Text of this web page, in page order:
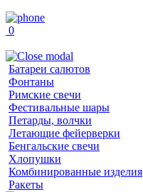
0
Батареи салютов
Фонтаны
Римские свечи
Фестивальные шары
Петарды, волчки
Летающие фейерверки
Бенгальские свечи
Хлопушки
Комбинированные изделия
Ракеты